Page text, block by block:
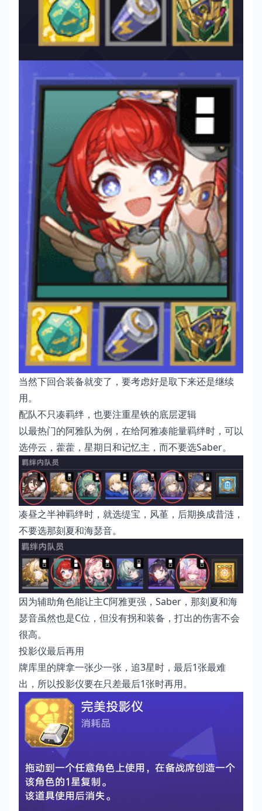
当然下回合装备就变了，要考虑好是取下来还是继续
用。
配队不只凑羁绊，也要注重星铁的底层逻辑
以最热门的阿雅队为例，在给阿雅凑能量羁绊时，可以
选停云，藿藿，星期日和记忆主，而不要选Saber。
凑昼之半神羁绊时，就选缇宝，风堇，后期换成昔涟，
不要选那刻夏和海瑟音。
因为辅助角色能让主C阿雅更强，Saber，那刻夏和海
瑟音虽然也是C位，但没有拐和装备，打出的伤害不会
很高。
投影仪最后再用
牌库里的牌拿一张少一张，追3星时，最后1张最难
出，所以投影仪要在只差最后1张时再用。